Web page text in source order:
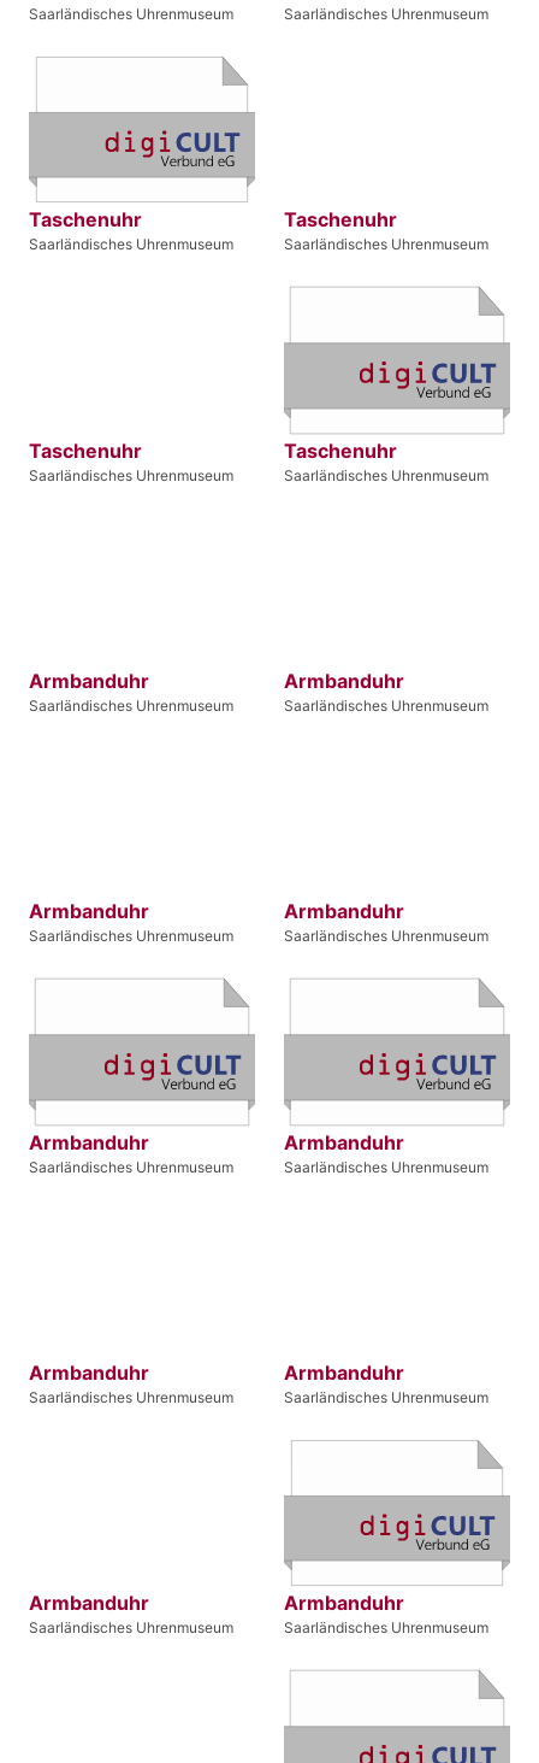
Saarländisches Uhrenmuseum Saarländisches Uhrenmuseum
Taschenuhr
Saarländisches Uhrenmuseum
Taschenuhr
Saarländisches Uhrenmuseum
Taschenuhr
Saarländisches Uhrenmuseum
Taschenuhr
Saarländisches Uhrenmuseum
Armbanduhr
Saarländisches Uhrenmuseum
Armbanduhr
Saarländisches Uhrenmuseum
Armbanduhr
Saarländisches Uhrenmuseum
Armbanduhr
Saarländisches Uhrenmuseum
Armbanduhr
Saarländisches Uhrenmuseum
Armbanduhr
Saarländisches Uhrenmuseum
Armbanduhr
Saarländisches Uhrenmuseum
Armbanduhr
Saarländisches Uhrenmuseum
Armbanduhr
Saarländisches Uhrenmuseum
Armbanduhr
Saarländisches Uhrenmuseum